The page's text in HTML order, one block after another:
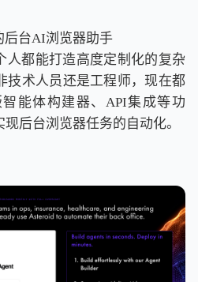
后台AI浏览器助手
人都能打造高度定制化的复杂
技术人员还是工程师，现在都
能体构建器、API集成等功
后台浏览器任务的自动化。